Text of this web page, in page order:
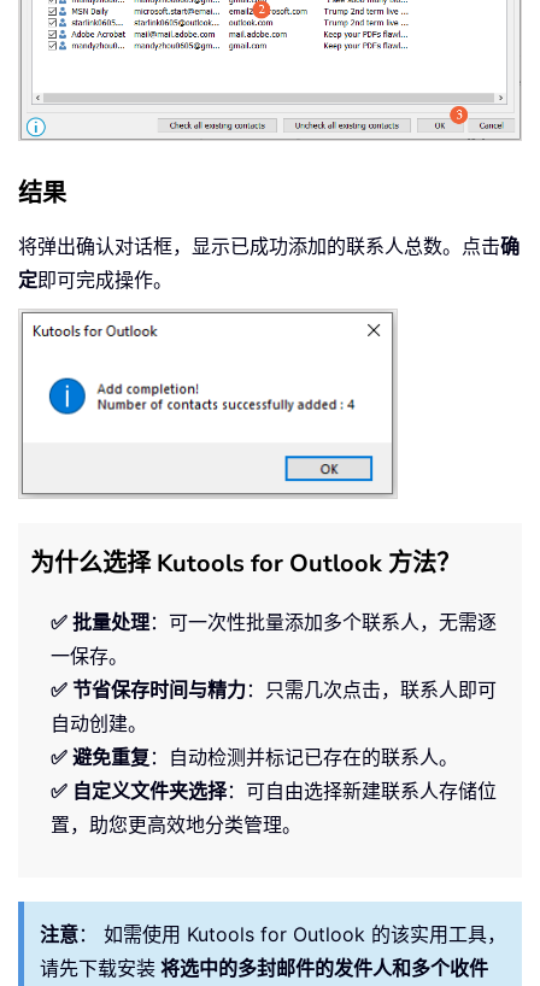
结果
将弹出确认对话框，显示已成功添加的联系人总数。点击确
定即可完成操作。
为什么选择 Kutools for Outlook 方法？
✅ 批量处理：可一次性批量添加多个联系人，无需逐
一保存。
✅ 节省保存时间与精力：只需几次点击，联系人即可
自动创建。
✅ 避免重复 ：自动检测并标记已存在的联系人。
✅ 自定义文件夹选择：可自由选择新建联系人存储位
置，助您更高效地分类管理。
注意：
如需使用 Kutools for Outlook 的该实用工具，
请先下载安装 将选中的多封邮件的发件人和多个收件